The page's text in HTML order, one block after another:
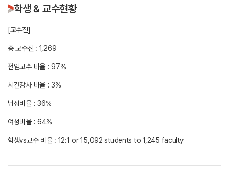
학생 & 교수현황
[교수진]
총 교수진 : 1,269
전임교수 비율 : 97%
시간강사 비율 : 3%
남성비율 : 36%
여성비율 : 64%
학생vs교수 비율 : 12:1 or 15,092 students to 1,245 faculty